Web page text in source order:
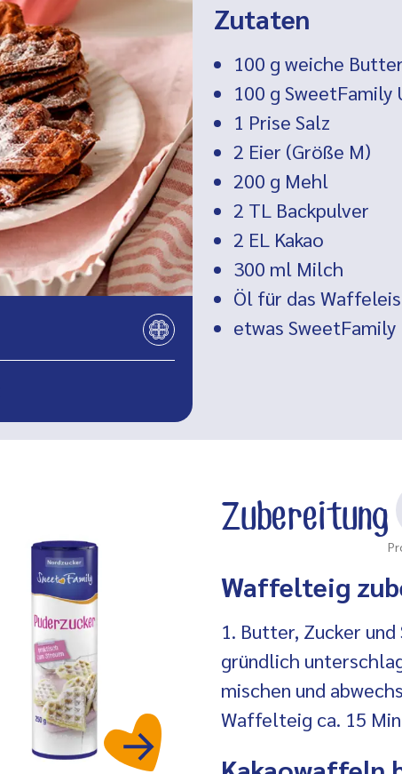
Zutaten
100 g weiche
100 g SweetFamily
1 Prise Salz
2 Eier (Größe M)
200 g Mehl
2 TL Backpulver
2 EL Kakao
300 ml Milch
Öl für das
etwas
Zubereitung
Waffelteig
1. Butter, Zucker
gründlich
mischen und
Waffelteig ca. 15